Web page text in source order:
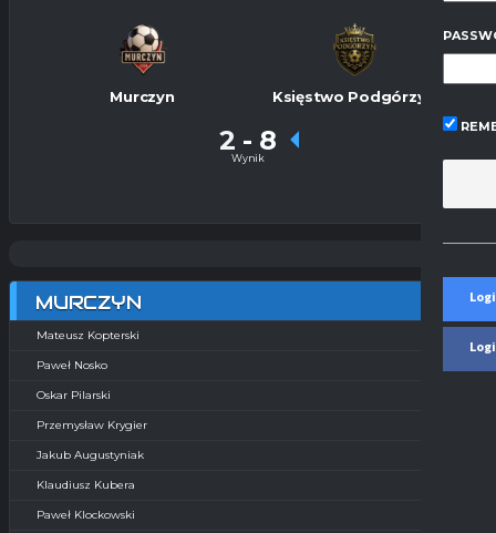
Murczyn Księstwo Podgórzyn
2 - 8
Wynik
MURCZYN
Mateusz Kopterski
Paweł Nosko
Oskar Pilarski
Przemysław Krygier
Jakub Augustyniak
Klaudiusz Kubera
Paweł Klockowski